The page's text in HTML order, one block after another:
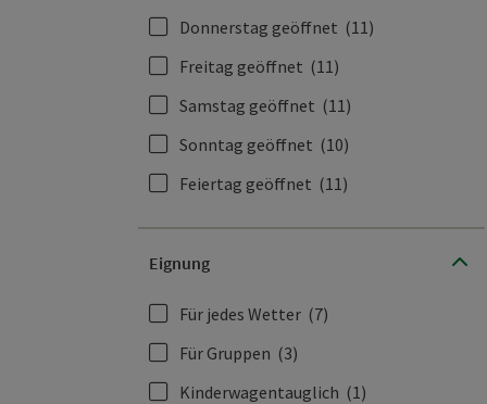
Donnerstag geöffnet (11)
Freitag geöffnet (11)
Samstag geöffnet (11)
Sonntag geöffnet (10)
Feiertag geöffnet (11)
Eignung
Für jedes Wetter (7)
Für Gruppen (3)
Kinderwagentauglich (1)